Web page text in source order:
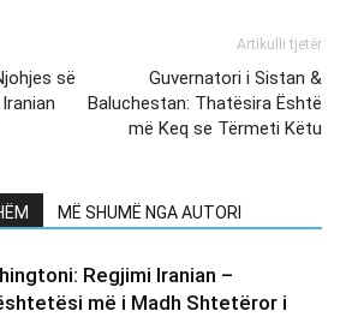
së
Artikulli tjetër
Guvernatori i Sistan &
Baluchestan: Thatësira Është
më Keq se Tërmeti Këtu
MË SHUMË NGA AUTORI
Regjimi Iranian –
më i Madh Shtetëror i